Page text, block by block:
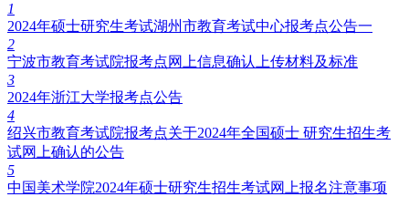
1
2024年硕士研究生考试湖州市教育考试中心报考点公告一
2
宁波市教育考试院报考点网上信息确认上传材料及标准
3
2024年浙江大学报考点公告
4
绍兴市教育考试院报考点关于2024年全国硕士 研究生招生考
试网上确认的公告
5
中国美术学院2024年硕士研究生招生考试网上报名注意事项